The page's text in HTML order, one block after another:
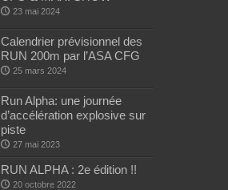
23 mai 2024
Calendrier prévisionnel des
RUN 200m par l’ASA CFG
25 mars 2024
Run Alpha: une journée
d’accélération explosive sur
piste
27 mai 2023
RUN ALPHA : 2e édition !!
20 octobre 2022